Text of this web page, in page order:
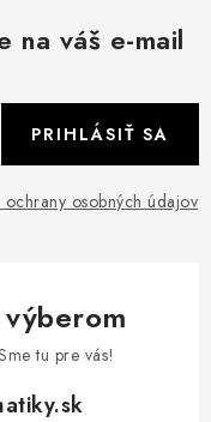
na váš e-mail
osobných údajov
PRIHLÁSIŤ SA
tu pre vás!